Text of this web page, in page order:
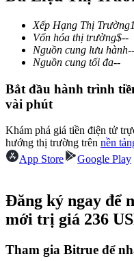
Phái sinh cổ phiếu,
USDC Futures vĩnh cửu
Xếp Hạng Thị Trường
Vốn hóa thị trường$--
Nguồn cung lưu hành--
Nguồn cung tối đa--
Bắt đầu hành trình
vài phút
Khám phá giá tiền điện tử
hướng thị trường trên nền
App Store
Google Play
Đăng ký ngay để
mới trị giá 236
Tham gia Bitrue để